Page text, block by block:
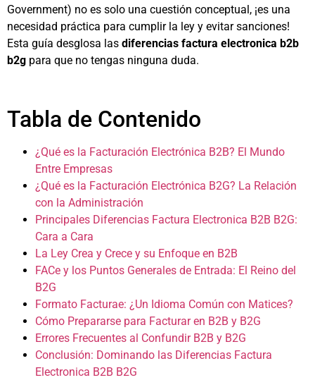
Government) no es solo una cuestión conceptual, ¡es una
necesidad práctica para cumplir la ley y evitar sanciones!
Esta guía desglosa las diferencias factura electronica b2b
b2g para que no tengas ninguna duda.
Tabla de Contenido
¿Qué es la Facturación Electrónica B2B? El Mundo
Entre Empresas
¿Qué es la Facturación Electrónica B2G? La Relación
con la Administración
Principales Diferencias Factura Electronica B2B B2G:
Cara a Cara
La Ley Crea y Crece y su Enfoque en B2B
FACe y los Puntos Generales de Entrada: El Reino del
B2G
Formato Facturae: ¿Un Idioma Común con Matices?
Cómo Prepararse para Facturar en B2B y B2G
Errores Frecuentes al Confundir B2B y B2G
Conclusión: Dominando las Diferencias Factura
Electronica B2B B2G